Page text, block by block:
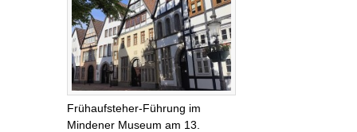
Frühaufsteher-Führung im
Mindener Museum am 13.